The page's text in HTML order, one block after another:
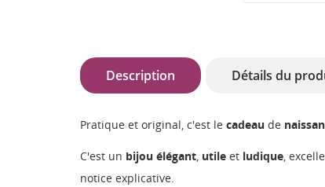
Description Détails du
Pratique et original, c'est le cadeau de
C'est un bijou élégant, utile et ludique,
notice explicative.